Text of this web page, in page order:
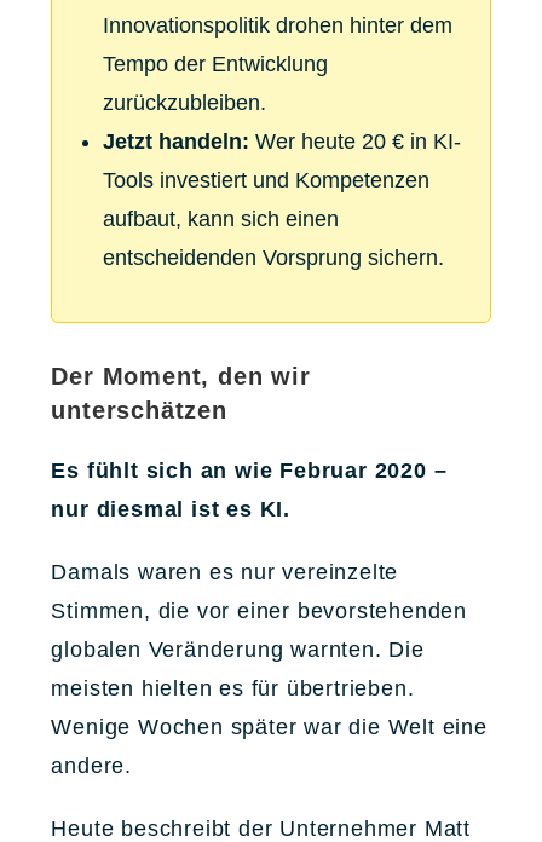
Innovationspolitik drohen hinter dem
Tempo der Entwicklung
zurückzubleiben.
Jetzt handeln: Wer heute 20 € in KI-
Tools investiert und Kompetenzen
aufbaut, kann sich einen
entscheidenden Vorsprung sichern.
Der Moment, den wir
unterschätzen
Es fühlt sich an wie Februar 2020 –
nur diesmal ist es KI.
Damals waren es nur vereinzelte
Stimmen, die vor einer bevorstehenden
globalen Veränderung warnten. Die
meisten hielten es für übertrieben.
Wenige Wochen später war die Welt eine
andere.
Heute beschreibt der Unternehmer Matt